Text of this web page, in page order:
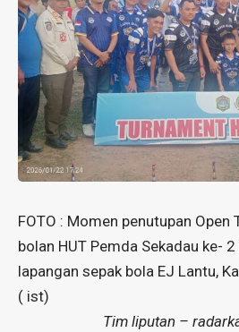
FOTO : Momen penutupan Open
bolan HUT Pemda Sekadau ke-
lapangan sepak bola EJ Lantu,
( ist)
Tim liputan –